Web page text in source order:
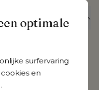
optimale
surfervaring
en
collectie vervloeien met je
aluminium met
buitenbeleving van het
uiterst kwalitatief dankzij hun
en beleef de gezelligste
je patio of pergola. De stof